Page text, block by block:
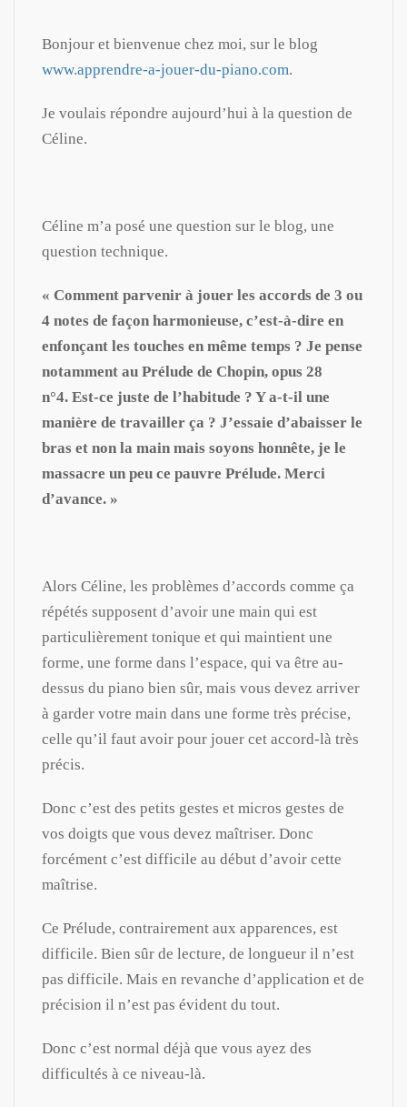
Bonjour et bienvenue chez moi, sur le blog
www.apprendre-a-jouer-du-piano.com.
Je voulais répondre aujourd’hui à la question de
Céline.
Céline m’a posé une question sur le blog, une
question technique.
« Comment parvenir à jouer les accords de 3 ou
4 notes de façon harmonieuse, c’est-à-dire en
enfonçant les touches en même temps ? Je pense
notamment au Prélude de Chopin, opus 28
n°4. Est-ce juste de l’habitude ? Y a-t-il une
manière de travailler ça ? J’essaie d’abaisser le
bras et non la main mais soyons honnête, je le
massacre un peu ce pauvre Prélude. Merci
d’avance. »
Alors Céline, les problèmes d’accords comme ça
répétés supposent d’avoir une main qui est
particulièrement tonique et qui maintient une
forme, une forme dans l’espace, qui va être au-
dessus du piano bien sûr, mais vous devez arriver
à garder votre main dans une forme très précise,
celle qu’il faut avoir pour jouer cet accord-là très
précis.
Donc c’est des petits gestes et micros gestes de
vos doigts que vous devez maîtriser. Donc
forcément c’est difficile au début d’avoir cette
maîtrise.
Ce Prélude, contrairement aux apparences, est
difficile. Bien sûr de lecture, de longueur il n’est
pas difficile. Mais en revanche d’application et de
précision il n’est pas évident du tout.
Donc c’est normal déjà que vous ayez des
difficultés à ce niveau-là.